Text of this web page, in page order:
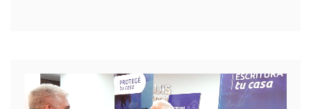
Reproductor
de